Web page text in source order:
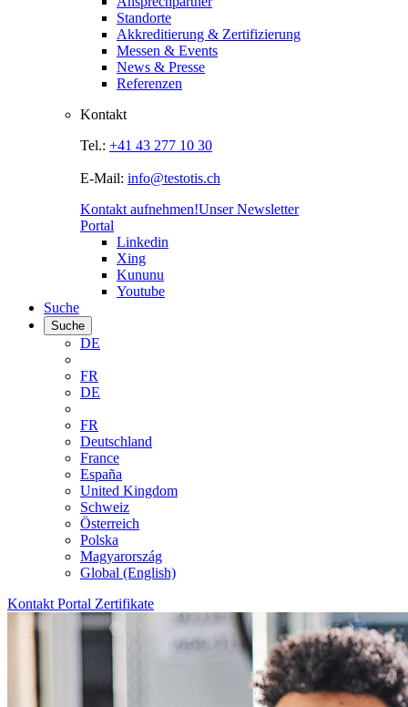
Standorte
Akkreditierung & Zertifizierung
Messen & Events
News & Presse
Referenzen
Kontakt
Tel.: +41 43 277 10 30
E-Mail: info@testotis.ch
Kontakt aufnehmen!Unser Newsletter
Portal
Linkedin
Xing
Kununu
Youtube
Suche
Suche
DE
FR
DE
FR
Deutschland
France
España
United Kingdom
Schweiz
Österreich
Polska
Magyarország
Global (English)
Kontakt Portal Zertifikate